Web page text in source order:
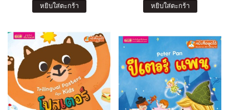
หยิบใส่ตะกร้า หยิบใส่ตะกร้า